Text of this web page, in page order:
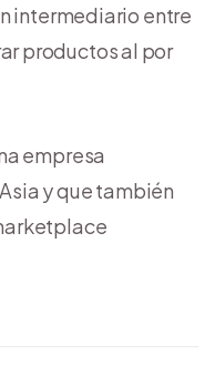
intermediario entre
productos al por
empresa
y que también